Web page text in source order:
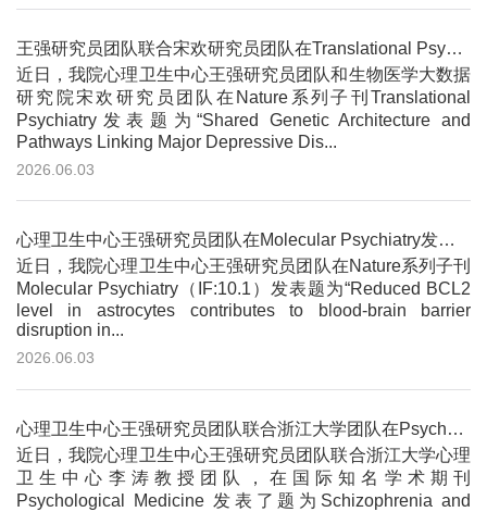
王强研究员团队联合宋欢研究员团队在Translational Psychiatry发文 系统揭示了抑郁症与自身免疫性甲状腺病...
近日，我院心理卫生中心王强研究员团队和生物医学大数据
研究院宋欢研究员团队在Nature系列子刊Translational
Psychiatry发表题为“Shared Genetic Architecture and
Pathways Linking Major Depressive Dis...
2026.06.03
心理卫生中心王强研究员团队在Molecular Psychiatry发文 揭示母体子痫前期与后代神经发育障碍之间关联的分子机...
近日，我院心理卫生中心王强研究员团队在Nature系列子刊
Molecular Psychiatry（IF:10.1）发表题为“Reduced BCL2
level in astrocytes contributes to blood-brain barrier
disruption in...
2026.06.03
心理卫生中心王强研究员团队联合浙江大学团队在Psychological Medicine发文 解析精神分裂症与双相情感障碍的...
近日，我院心理卫生中心王强研究员团队联合浙江大学心理
卫生中心李涛教授团队，在国际知名学术期刊
Psychological Medicine 发表了题为Schizophrenia and